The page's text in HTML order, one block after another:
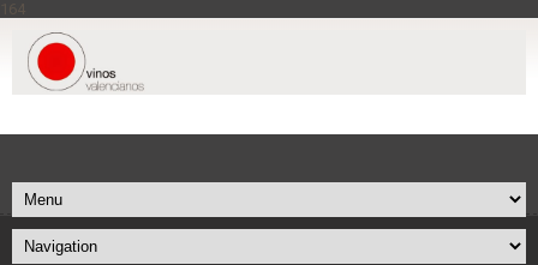
164